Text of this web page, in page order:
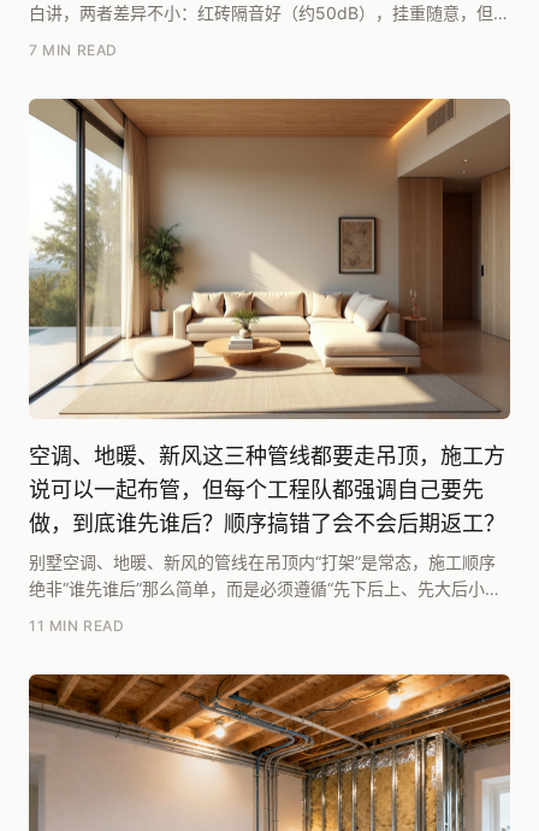
白讲，两者差异不小：红砖隔音好（约50dB），挂重随意，但自
7 MIN READ
空调、地暖、新风这三种管线都要走吊顶，施工方
说可以一起布管，但每个工程队都强调自己要先
做，到底谁先谁后？顺序搞错了会不会后期返工？
别墅空调、地暖、新风的管线在吊顶内“打架”是常态，施工顺序
绝非“谁先谁后”那么简单，而是必须遵循“先下后上、先大后小、
11 MIN READ